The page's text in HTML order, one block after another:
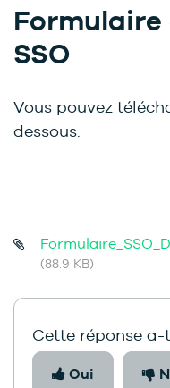
Formulaire
SSO
Vous pouvez
dessous.
(88.9 KB)
Cette réponse
Oui